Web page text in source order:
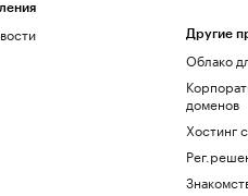
Другие
Облако
доменов
Хостинг